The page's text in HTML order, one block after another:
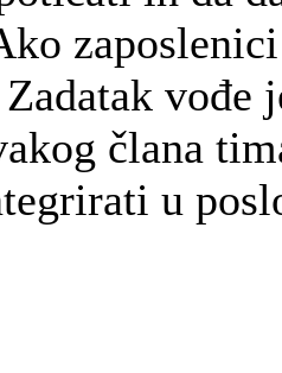
vođe
člana
u